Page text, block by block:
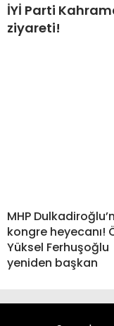
İYİ Parti
ziyareti!
MHP
kongre heyecanı!
Yüksel Ferhuşoğlu
yeniden başkan